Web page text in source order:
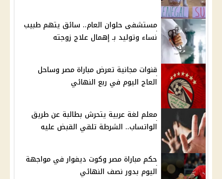
مستشفى حلوان العام.. سائق يتهم طبيب
نساء وتوليد بـ إهمال علاج زوجته
قنوات مجانية تعرض مباراة مصر وساحل
العاج اليوم في ربع النهائي
معلم لغة عربية يتحرش بطالبة عن طريق
الواتساب.. الشرطة تلقي القبض عليه
حكم مباراة مصر وكوت ديفوار في مواجهة
اليوم بدور نصف النهائي